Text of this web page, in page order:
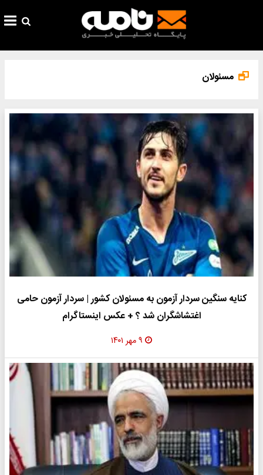
مسئولان
کنایه سنگین سردار آزمون به مسئولان کشور | سردار آزمون حامی
اغتشاشگران شد ؟ + عکس اینستاگرام
۹ مهر ۱۴۰۱